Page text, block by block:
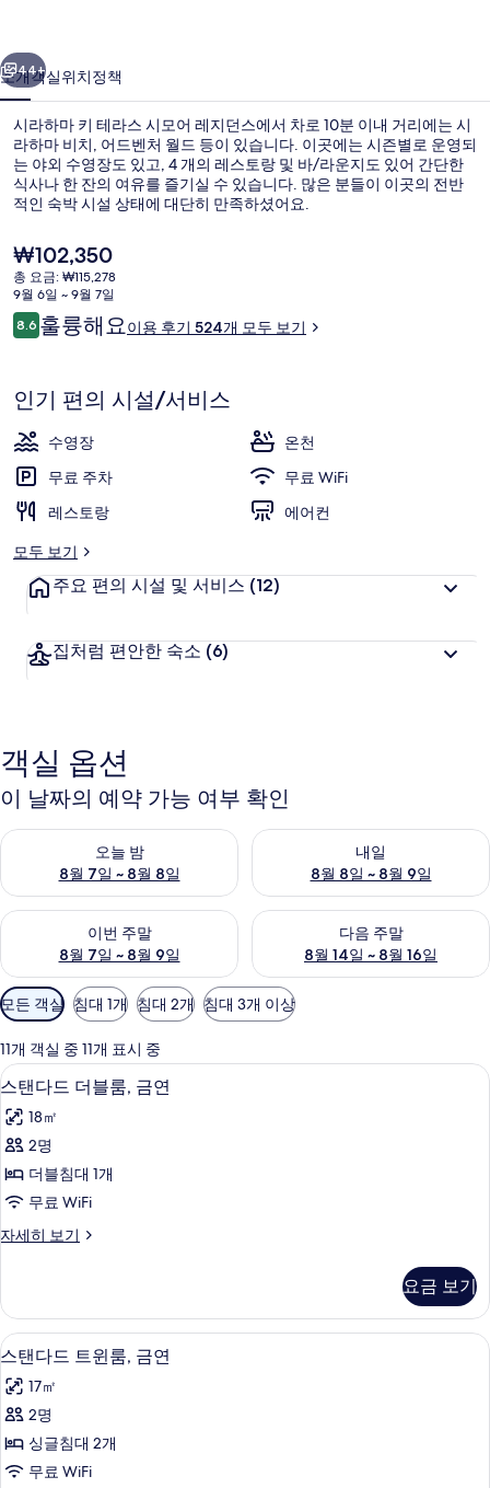
스
시
모
어
레
지
던
스
의
진
갤
러
리
다음
44+
소개객실위치정책
시라하마 키 테라스 시모어 레지던스에서 차로 10분 이내 거리에는 시
라하마 비치, 어드벤처 월드 등이 있습니다. 이곳에는 시즌별로 운영되
는 야외 수영장도 있고, 4 개의 레스토랑 및 바/라운지도 있어 간단한
식사나 한 잔의 여유를 즐기실 수 있습니다. 많은 분들이 이곳의 전반
적인 숙박 시설 상태에 대단히 만족하셨어요.
현
재
가
격
은
₩102,350
총 요금: ₩115,278
9월 6일 ~ 9월 7일
이
용
기
8.610점 만점 중 8.6점.
훌륭해요이용 후기 524개 모두 보기
인기 편의 시설/서비스
수영장
온천
무료 주차
무료 WiFi
레스토랑
에어컨
모두 보기
주요 편의 시설 및 서비스 (12)
집처럼 편안한 숙소 (6)
객실 옵션
이 날짜의 예약 가능 여부 확인
오늘 밤
8월 7일 ~ 8월 8일
오늘 밤 예약 가능 여부 확인, 8월 7일 ~ 8월 8일
내일
8월 8일 ~ 8월 9일
내일 예약 가능 여부 확인, 8월
이번 주말
8월 7일 ~ 8월 9일
이번 주말 예약 가능 여부 확인, 8월 7일 ~ 8월 9일
다음 주말
8월 14일 ~ 8월 16일
다음 주말 예약 가능 여부 확인,
객
실
에
사
용
가
능
한
터
모든 객실 침대 1개 침대 2개 침대 3개 이상
11개 객실 중 11개 표시 중
스
탠
다
드
더
룸,
연
사
진
모
두
보
기
스탠다드 더블룸, 금연 | 객실 내 금고,
8
스탠다드 더블룸, 금연
18㎡
2명
더블침대 1개
무료 WiFi
자세히 보기
스
더
블
룸,
연
자
히
보
요금 보기
스
탠
다
드
트
스탠다드 트윈룸, 금연 | 객실 내 금고,
8
스탠다드 트윈룸, 금연
17㎡
2명
싱글침대 2개
무료 WiFi